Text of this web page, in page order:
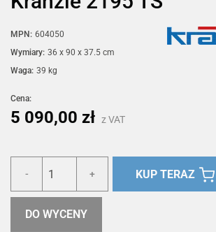
MPN: 604050
Wymiary: 36 x 90 x 37.5 cm
Waga: 39 kg
Cena:
5 090,00 zł z VAT
- + KUP TERAZ
DO WYCENY